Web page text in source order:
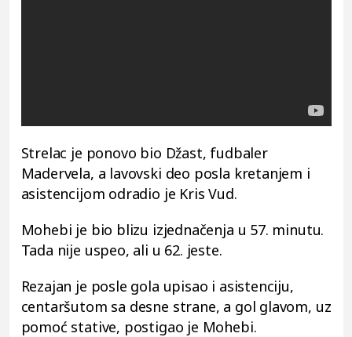
Strelac je ponovo bio Džast, fudbaler
Madervela, a lavovski deo posla kretanjem i
asistencijom odradio je Kris Vud.
Mohebi je bio blizu izjednačenja u 57. minutu.
Tada nije uspeo, ali u 62. jeste.
Rezajan je posle gola upisao i asistenciju,
centaršutom sa desne strane, a gol glavom, uz
pomoć stative, postigao je Mohebi.